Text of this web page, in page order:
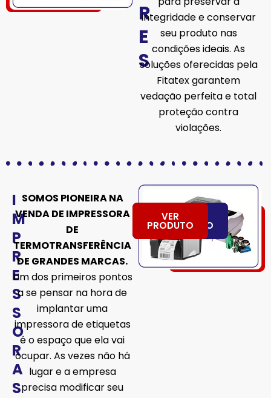
R
E
S
integridade e conservar
seu produto nas
condições ideais. As
soluções oferecidas pela
Fitatex garantem
vedação perfeita e total
proteção contra
violações.
I
M
P
R
E
S
S
O
R
A
S
SOMOS PIONEIRA NA
VENDA DE IMPRESSORA
DE
TERMOTRANSFERÊNCIA
DE GRANDES MARCAS.
Um dos primeiros pontos
a se pensar na hora de
implantar uma
impressora de etiquetas
é o espaço que ela vai
ocupar. As vezes não há
lugar e a empresa
precisa modificar seu
QUERO
ATENDIMENTO
VER
PRODUTO